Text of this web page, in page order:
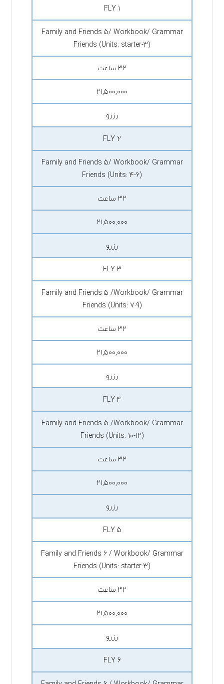
FLY 1
Family and Friends 5/ Workbook/ Grammar
Friends (Units: starter-3)
۳۲ ساعت
۲۱,۵۰۰,۰۰۰
رزرو
FLY 2
Family and Friends 5/ Workbook/ Grammar
Friends (Units: 4-6)
۳۲ ساعت
۲۱,۵۰۰,۰۰۰
رزرو
FLY 3
Family and Friends 5 /Workbook/ Grammar
Friends (Units: 7-9)
۳۲ ساعت
۲۱,۵۰۰,۰۰۰
رزرو
FLY 4
Family and Friends 5 /Workbook/ Grammar
Friends (Units: 10-12)
۳۲ ساعت
۲۱,۵۰۰,۰۰۰
رزرو
FLY 5
Family and Friends 6 / Workbook/ Grammar
Friends (Units: starter-3)
۳۲ ساعت
۲۱,۵۰۰,۰۰۰
رزرو
FLY 6